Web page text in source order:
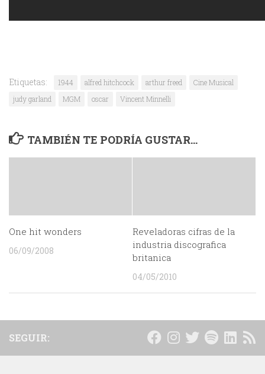
Etiquetas: 1944 alfred hitchcock arthur freed
Cine Musical
judy garland
MGM oscar Vincent Minnelli
TAMBIÉN TE PODRÍA GUSTAR...
One hit wonders
06/09/2008
Reveladoras cifras de la
industria discografica
britanica
04/05/2010
SEGUIR: